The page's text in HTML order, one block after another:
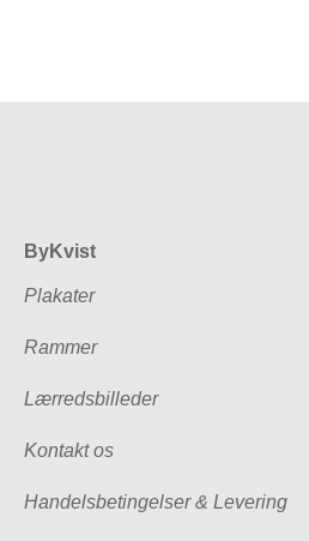
ByKvist
Plakater
Rammer
Lærredsbilleder
Kontakt os
Handelsbetingelser & Levering